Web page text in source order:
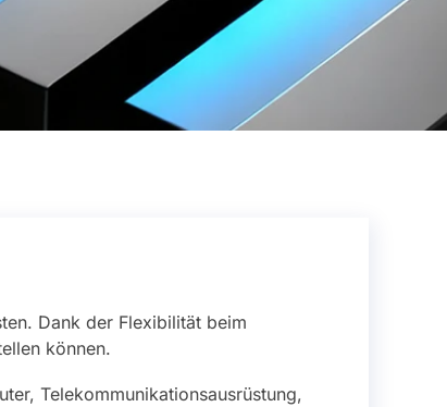
Dank der Flexibilität beim
können.
Telekommunikationsausrüstung,